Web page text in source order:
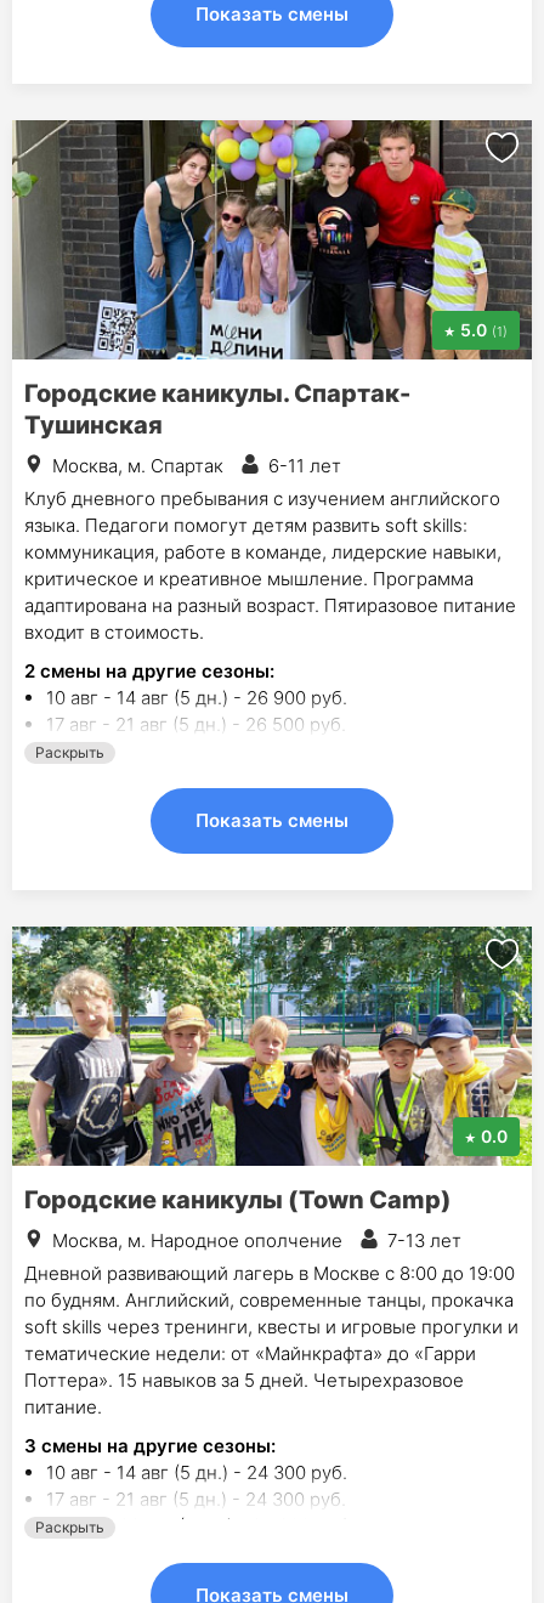
Показать смены
5.0 (1)
Городские каникулы. Спартак-
Тушинская
Москва, м. Спартак
6-11 лет
Клуб дневного пребывания с изучением английского
языка. Педагоги помогут детям развить soft skills:
коммуникация, работе в команде, лидерские навыки,
критическое и креативное мышление. Программа
адаптирована на разный возраст. Пятиразовое питание
входит в стоимость.
2 смены на другие сезоны:
10 авг - 14 авг (5 дн.) - 26 900 руб.
17 авг - 21 авг (5 дн.) - 26 500 руб.
Раскрыть
Показать смены
0.0
Городские каникулы (Town Camp)
Москва, м. Народное ополчение
7-13 лет
Дневной развивающий лагерь в Москве с 8:00 до 19:00
по будням. Английский, современные танцы, прокачка
soft skills через тренинги, квесты и игровые прогулки и
тематические недели: от «Майнкрафта» до «Гарри
Поттера». 15 навыков за 5 дней. Четырехразовое
питание.
3 смены на другие сезоны:
10 авг - 14 авг (5 дн.) - 24 300 руб.
17 авг - 21 авг (5 дн.) - 24 300 руб.
24 авг - 28 авг (5 дн.) - 24 300 руб.
Раскрыть
Показать смены